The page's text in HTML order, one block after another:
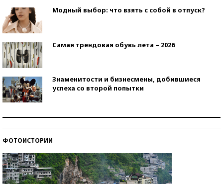
Модный выбор: что взять с собой в отпуск?
Самая трендовая обувь лета – 2026
Знаменитости и бизнесмены, добившиеся
успеха со второй попытки
ФОТОИСТОРИИ